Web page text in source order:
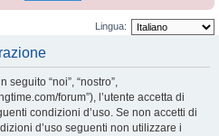
Lingua:
seguito “noi”, “nostro”,
forum”), l’utente accetta di
condizioni d’uso. Se non accetti di
d’uso seguenti non utilizzare i